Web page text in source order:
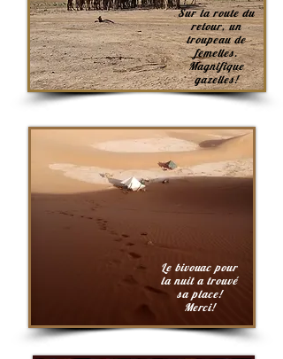
Sur la route du
retour, un
troupeau de
femelles.
Magnifique
gazelles!
Le bivouac pour
la nuit a trouvé
sa place!
Merci!